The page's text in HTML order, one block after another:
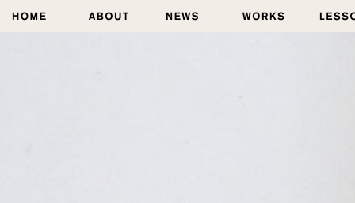
NEWS｜水彩教室、絵画教室（奈良／大阪／東京）なら
三原色水彩画家 青江健二 AOE KENJI